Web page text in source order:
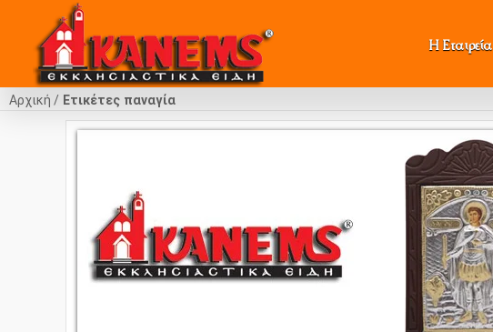
Η Εταιρεία
Αρχική Ετικέτες παναγία